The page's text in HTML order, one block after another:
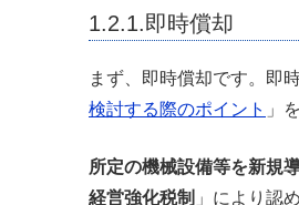
1.2.1.即時償却
まず、即時償却です。 即
検討する際のポイント 」
所定の機械設備等を新規
経営強化税制 」により認